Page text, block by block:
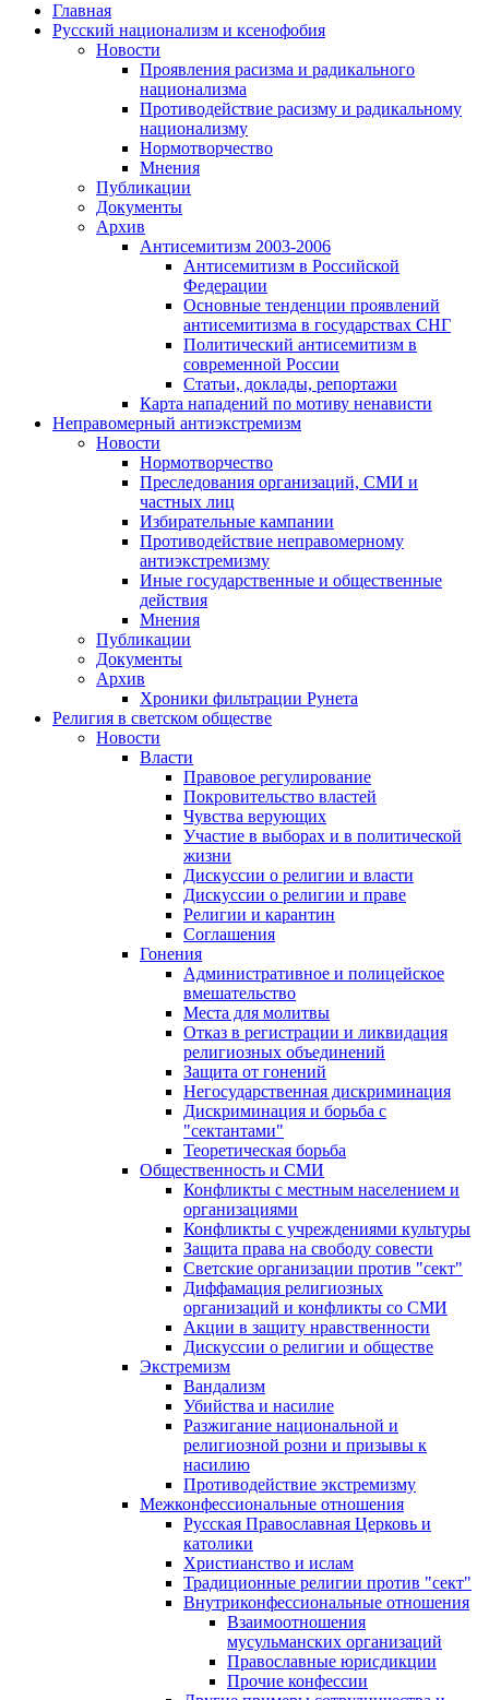
Главная
Русский национализм и ксенофобия
Новости
Проявления расизма и радикального
национализма
Противодействие расизму и радикальному
национализму
Нормотворчество
Мнения
Публикации
Документы
Архив
Антисемитизм 2003-2006
Антисемитизм в Российской
Федерации
Основные тенденции проявлений
антисемитизма в государствах СНГ
Политический антисемитизм в
современной России
Статьи, доклады, репортажи
Карта нападений по мотиву ненависти
Неправомерный антиэкстремизм
Новости
Нормотворчество
Преследования организаций, СМИ и
частных лиц
Избирательные кампании
Противодействие неправомерному
антиэкстремизму
Иные государственные и общественные
действия
Мнения
Публикации
Документы
Архив
Хроники фильтрации Рунета
Религия в светском обществе
Новости
Власти
Правовое регулирование
Покровительство властей
Чувства верующих
Участие в выборах и в политической
жизни
Дискуссии о религии и власти
Дискуссии о религии и праве
Религии и карантин
Соглашения
Гонения
Административное и полицейское
вмешательство
Места для молитвы
Отказ в регистрации и ликвидация
религиозных объединений
Защита от гонений
Негосударственная дискриминация
Дискриминация и борьба с
"сектантами"
Теоретическая борьба
Общественность и СМИ
Конфликты с местным населением и
организациями
Конфликты с учреждениями культуры
Защита права на свободу совести
Светские организации против "сект"
Диффамация религиозных
организаций и конфликты со СМИ
Акции в защиту нравственности
Дискуссии о религии и обществе
Экстремизм
Вандализм
Убийства и насилие
Разжигание национальной и
религиозной розни и призывы к
насилию
Противодействие экстремизму
Межконфессиональные отношения
Русская Православная Церковь и
католики
Христианство и ислам
Традиционные религии против "сект"
Внутриконфессиональные отношения
Взаимоотношения
мусульманских организаций
Православные юрисдикции
Прочие конфессии